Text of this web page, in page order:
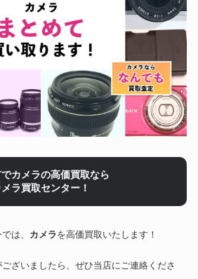
カメラの高価買取なら
ラ買取センター！
は、 カメラを高価買取いたします！
ございましたら、ぜひ当店にご連絡くださ